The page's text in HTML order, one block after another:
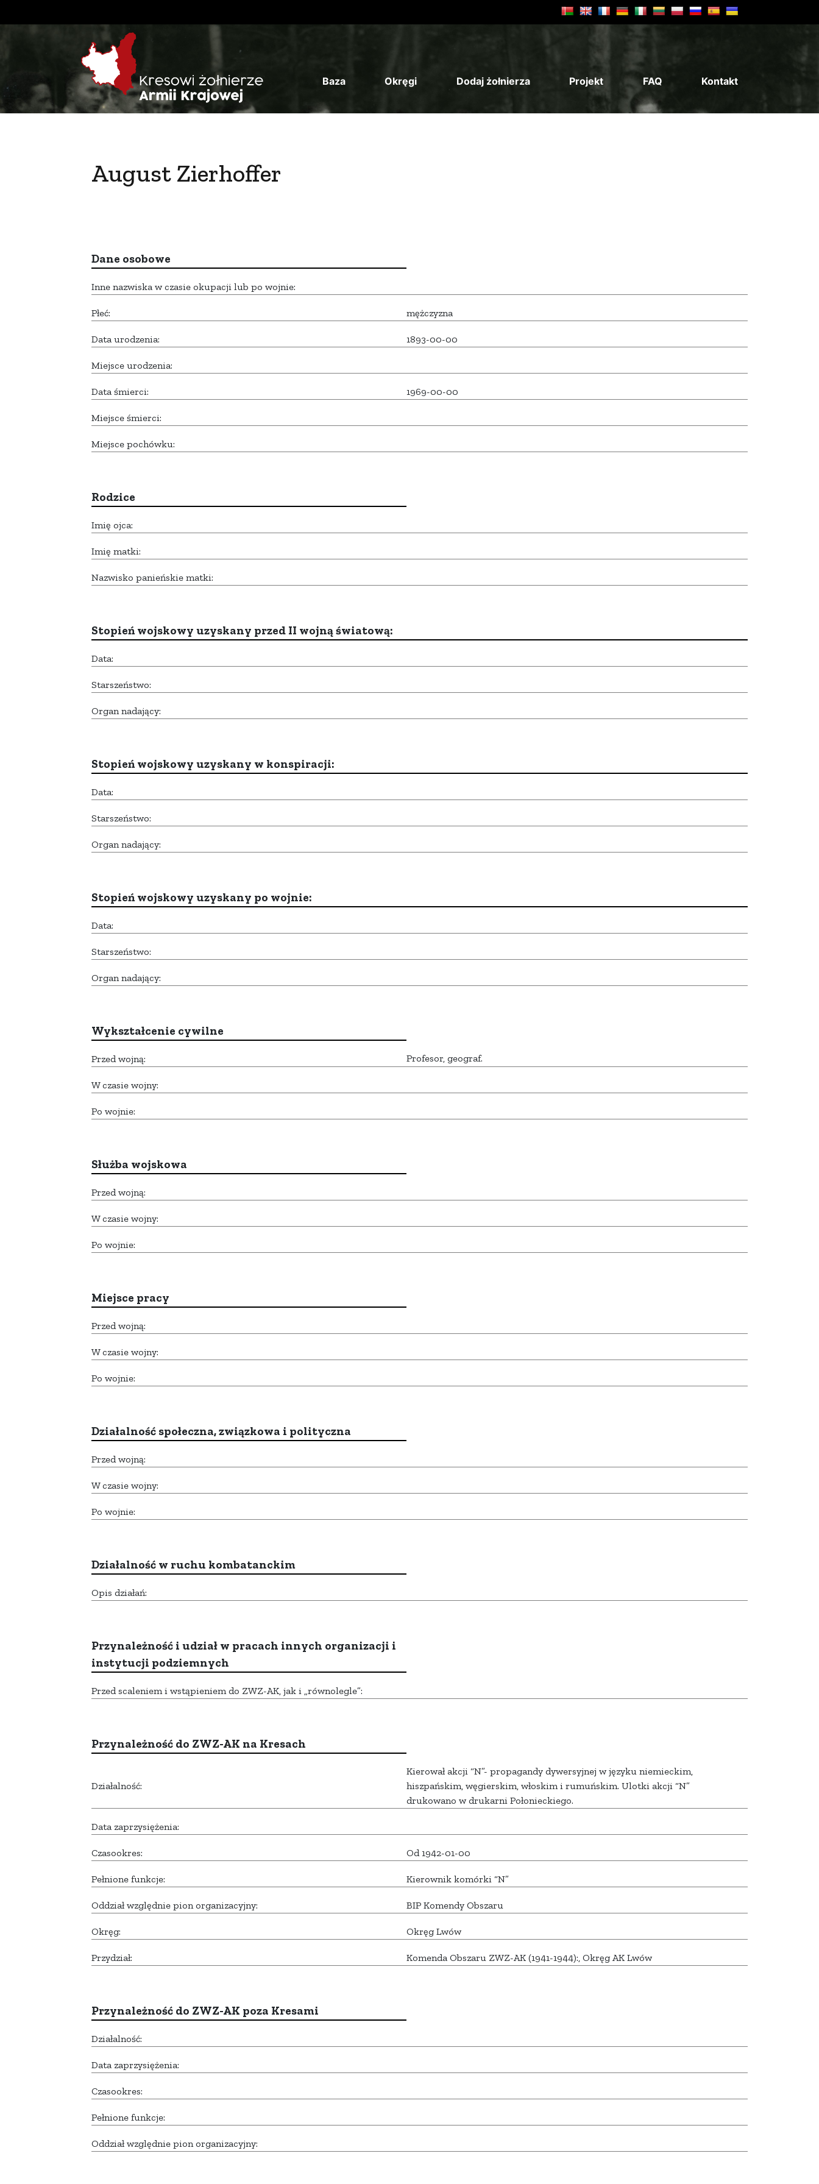
Baza Okręgi Dodaj żołnierza Projekt FAQ Kontakt
August Zierhoffer
Dane osobowe
Inne nazwiska w czasie okupacji lub po wojnie:
Płeć: mężczyzna
Data urodzenia: 1893-00-00
Miejsce urodzenia:
Data śmierci: 1969-00-00
Miejsce śmierci:
Miejsce pochówku:
Rodzice
Imię ojca:
Imię matki:
Nazwisko panieńskie matki:
Stopień wojskowy uzyskany przed II wojną światową:
Data:
Starszeństwo:
Organ nadający:
Stopień wojskowy uzyskany w konspiracji:
Data:
Starszeństwo:
Organ nadający:
Stopień wojskowy uzyskany po wojnie:
Data:
Starszeństwo:
Organ nadający:
Wykształcenie cywilne
Przed wojną: Profesor, geograf.
W czasie wojny:
Po wojnie:
Służba wojskowa
Przed wojną:
W czasie wojny:
Po wojnie:
Miejsce pracy
Przed wojną:
W czasie wojny:
Po wojnie:
Działalność społeczna, związkowa i polityczna
Przed wojną:
W czasie wojny:
Po wojnie:
Działalność w ruchu kombatanckim
Opis działań:
Przynależność i udział w pracach innych organizacji i
instytucji podziemnych
Przed scaleniem i wstąpieniem do ZWZ-AK, jak i „równolegle”:
Przynależność do ZWZ-AK na Kresach
Działalność:
Kierował akcji “N”- propagandy dywersyjnej w języku niemieckim,
hiszpańskim, węgierskim, włoskim i rumuńskim. Ulotki akcji “N”
drukowano w drukarni Połonieckiego.
Data zaprzysiężenia:
Czasookres: Od 1942-01-00
Pełnione funkcje: Kierownik komórki “N”
Oddział względnie pion organizacyjny: BIP Komendy Obszaru
Okręg: Okręg Lwów
Przydział: Komenda Obszaru ZWZ-AK (1941-1944):, Okręg AK Lwów
Przynależność do ZWZ-AK poza Kresami
Działalność:
Data zaprzysiężenia:
Czasookres:
Pełnione funkcje:
Oddział względnie pion organizacyjny: